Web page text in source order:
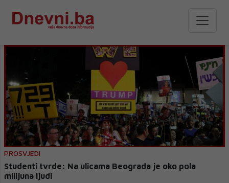
PROSVJEDI
Studenti tvrde: Na ulicama Beograda je oko pola
milijuna ljudi